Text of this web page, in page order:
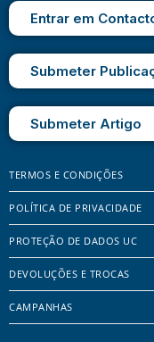
Entrar em
Submeter
Submeter Artigo
TERMOS E CONDIÇÕES
POLÍTICA DE PRIVACIDADE
PROTEÇÃO DE DADOS UC
DEVOLUÇÕES E TROCAS
CAMPANHAS